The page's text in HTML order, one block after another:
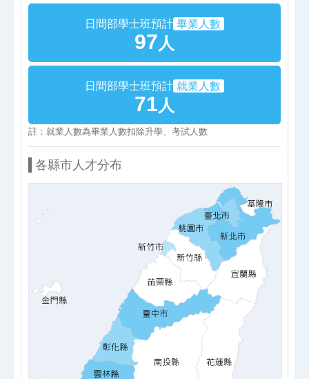
日間部學士班預計 畢業人數
97人
日間部學士班預計 就業人數
71人
註：就業人數為畢業人數扣除升學、考試人數
各縣市人才分布